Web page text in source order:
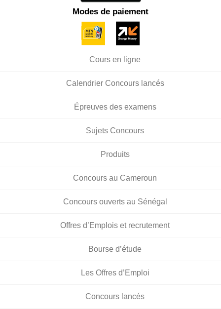
Modes de paiement
Cours en ligne
Calendrier Concours lancés
Épreuves des examens
Sujets Concours
Produits
Concours au Cameroun
Concours ouverts au Sénégal
Offres d’Emplois et recrutement
Bourse d’étude
Les Offres d’Emploi
Concours lancés